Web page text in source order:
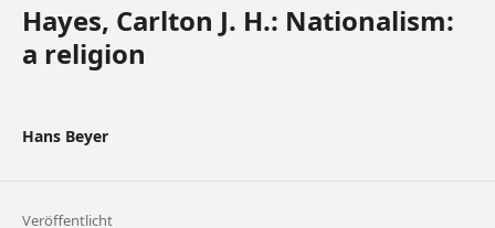
Hayes, Carlton J. H.: Nationalism:
a religion
Hans Beyer
Veröffentlicht